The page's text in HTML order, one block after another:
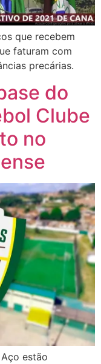
que recebem
faturam com
precárias.
do
Clube
no
estão